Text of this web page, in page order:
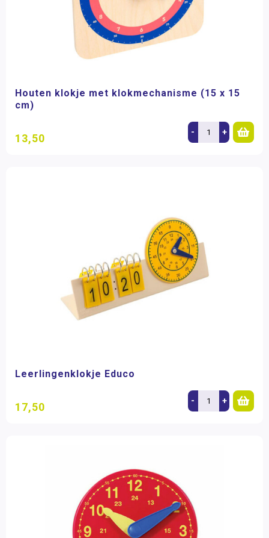
Houten klokje met klokmechanisme (15 x 15
cm)
13,50 - +
Leerlingenklokje Educo
17,50 - +